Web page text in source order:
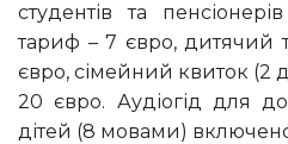
студентів та
тариф – 7 євро, дитячий
євро, сімейний квиток (2
20 євро. Аудіогід для
дітей (8 мовами) включено